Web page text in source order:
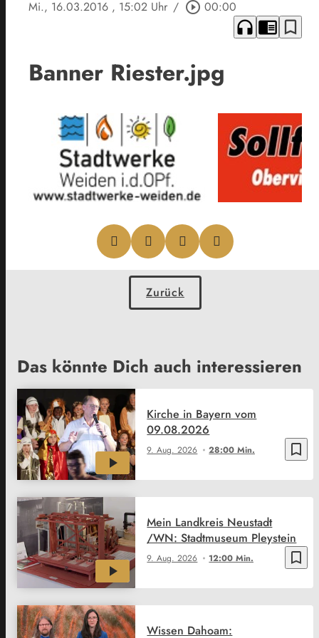
Mi., 16.03.2016 , 15:02 Uhr / play_circle_outline 00:00
headphones chrome_reader_mode bookmark_border
Banner Riester.jpg
Zurück
Das könnte Dich auch interessieren
bookmark_border
9. Aug. 2026 28:00 Min.
Kirche in Bayern vom
09.08.2026
bookmark_border
9. Aug. 2026 12:00 Min.
Mein Landkreis Neustadt
/WN: Stadtmuseum Pleystein
Wissen Dahoam: